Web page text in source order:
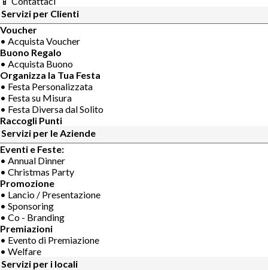
Servizi per Clienti
Voucher
• Acquista Voucher
Buono Regalo
• Acquista Buono
Organizza la Tua Festa
• Festa Personalizzata
• Festa su Misura
• Festa Diversa dal Solito
Raccogli Punti
Servizi per le Aziende
Eventi e Feste:
• Annual Dinner
• Christmas Party
Promozione
• Lancio / Presentazione
• Sponsoring
• Co - Branding
Premiazioni
• Evento di Premiazione
• Welfare
Servizi per i locali